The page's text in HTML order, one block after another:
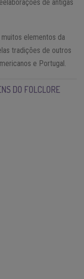
de antigas
elementos da
tradições de outros
e Portugal.
DO FOLCLORE